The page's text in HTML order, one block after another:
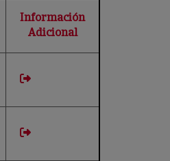
Información
Adicional